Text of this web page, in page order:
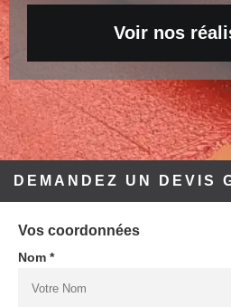
Voir nos
DEMANDEZ UN DEVIS
Vos coordonnées
Nom *